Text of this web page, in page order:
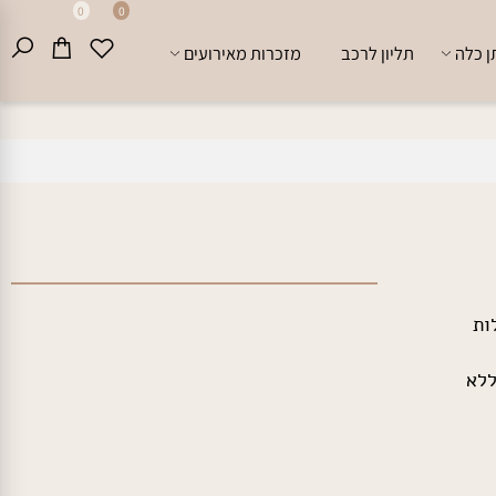
0 0
תליון לרכב מזכרות מאירועים